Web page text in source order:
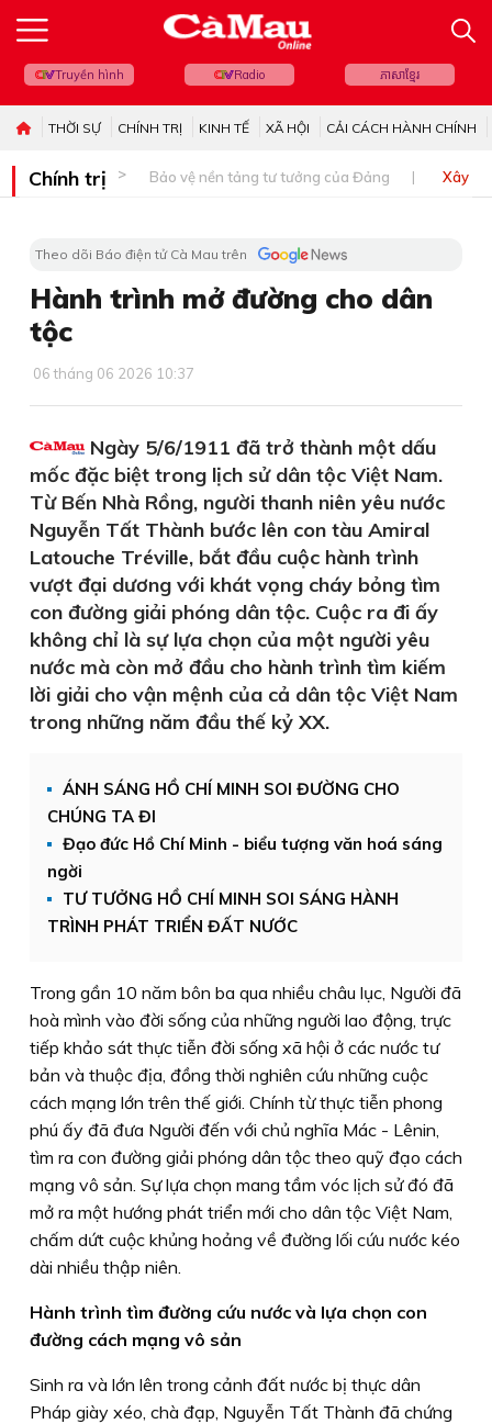
Truyền hình Radio ភាសាខ្មែរ
THỜI SỰ CHÍNH TRỊ KINH TẾ XÃ HỘI CẢI CÁCH HÀNH CHÍNH
Chính trị Bảo vệ nền tảng tư tưởng của Đảng Xây
Theo dõi Báo điện tử Cà Mau trên
Hành trình mở đường cho dân
tộc
06 tháng 06 2026 10:37
Ngày 5/6/1911 đã trở thành một dấu
mốc đặc biệt trong lịch sử dân tộc Việt Nam.
Từ Bến Nhà Rồng, người thanh niên yêu nước
Nguyễn Tất Thành bước lên con tàu Amiral
Latouche Tréville, bắt đầu cuộc hành trình
vượt đại dương với khát vọng cháy bỏng tìm
con đường giải phóng dân tộc. Cuộc ra đi ấy
không chỉ là sự lựa chọn của một người yêu
nước mà còn mở đầu cho hành trình tìm kiếm
lời giải cho vận mệnh của cả dân tộc Việt Nam
trong những năm đầu thế kỷ XX.
ÁNH SÁNG HỒ CHÍ MINH SOI ĐƯỜNG CHO
CHÚNG TA ĐI
Đạo đức Hồ Chí Minh - biểu tượng văn hoá sáng
ngời
TƯ TƯỞNG HỒ CHÍ MINH SOI SÁNG HÀNH
TRÌNH PHÁT TRIỂN ĐẤT NƯỚC
Trong gần 10 năm bôn ba qua nhiều châu lục, Người đã
hoà mình vào đời sống của những người lao động, trực
tiếp khảo sát thực tiễn đời sống xã hội ở các nước tư
bản và thuộc địa, đồng thời nghiên cứu những cuộc
cách mạng lớn trên thế giới. Chính từ thực tiễn phong
phú ấy đã đưa Người đến với chủ nghĩa Mác - Lênin,
tìm ra con đường giải phóng dân tộc theo quỹ đạo cách
mạng vô sản. Sự lựa chọn mang tầm vóc lịch sử đó đã
mở ra một hướng phát triển mới cho dân tộc Việt Nam,
chấm dứt cuộc khủng hoảng về đường lối cứu nước kéo
dài nhiều thập niên.
Hành trình tìm đường cứu nước và lựa chọn con
đường cách mạng vô sản
Sinh ra và lớn lên trong cảnh đất nước bị thực dân
Pháp giày xéo, chà đạp, Nguyễn Tất Thành đã chứng